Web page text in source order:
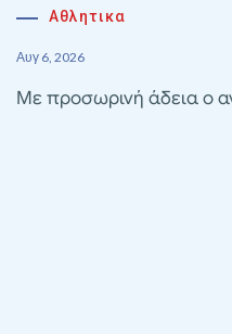
Αθλητικα
Αυγ 6, 2026
Με προσωρινή άδεια ο